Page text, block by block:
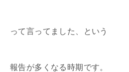
って言ってました、という
報告が多くなる時期です。